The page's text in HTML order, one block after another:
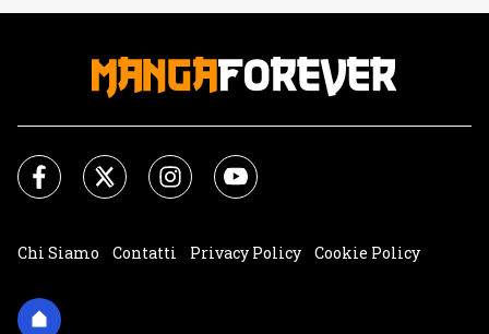
Chi Siamo Contatti Privacy Policy
Cookie Policy